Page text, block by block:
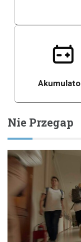
Nie Przegap